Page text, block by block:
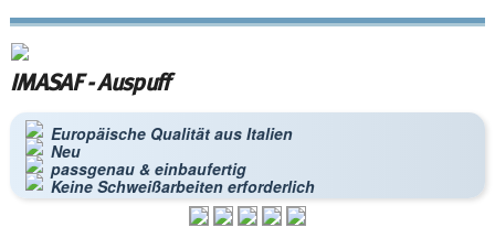
IMASAF - Auspuff
Europäische Qualität aus Italien
Neu
passgenau & einbaufertig
Keine Schweißarbeiten erforderlich